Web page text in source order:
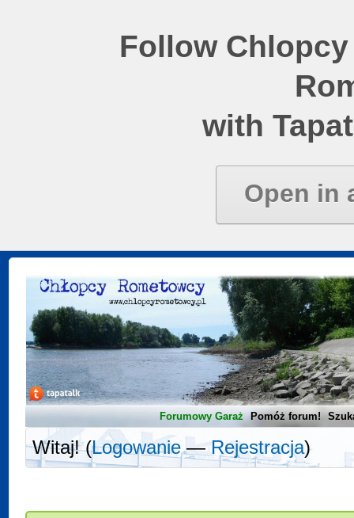
Follow
with
Open in
Forumowy Garaż Pomóż forum!
Witaj! (Logowanie—Rejestracja)